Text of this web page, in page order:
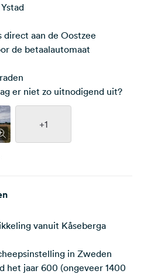
aan de Oostzee
de betaalautomaat
er niet zo uitnodigend uit?
+1
vanuit Kåseberga
in Zweden
het jaar 600 (ongeveer 1400